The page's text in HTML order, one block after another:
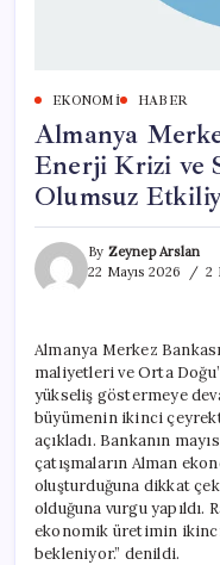
EKONOMI HABER
Almanya
Enerji Krizi ve
Olumsuz
By Zeynep Arslan
22 Mayıs 2026
2
Almanya Merkez
maliyetleri ve Orta
yükseliş göstermeye
büyümenin ikinci
açıkladı. Bankanın
çatışmaların Alman
oluşturduğuna dikkat
olduğuna vurgu yapıldı.
ekonomik üretimin ikinci
bekleniyor.” denildi.